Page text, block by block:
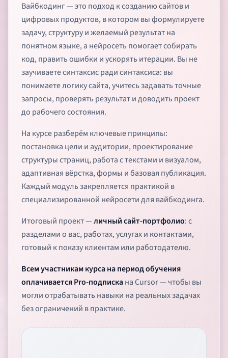
Вайбкодинг — это подход к созданию сайтов и
цифровых продуктов, в котором вы формулируете
задачу, структуру и желаемый результат на
понятном языке, а нейросеть помогает собирать
код, править ошибки и ускорять итерации. Вы не
заучиваете синтаксис ради синтаксиса: вы
понимаете логику сайта, учитесь задавать точные
запросы, проверять результат и доводить проект
до рабочего состояния.
На курсе разберём ключевые принципы:
постановка цели и аудитории, проектирование
структуры страниц, работа с текстами и визуалом,
адаптивная вёрстка, формы и базовая публикация.
Каждый модуль закрепляется практикой в
специализированной нейросети для вайбкодинга.
Итоговый проект —личный сайт-портфолио: с
разделами о вас, работах, услугах и контактами,
готовый к показу клиентам или работодателю.
Всем участникам курса на период обучения
оплачивается Pro-подпискана Cursor — чтобы вы
могли отрабатывать навыки на реальных задачах
без ограничений в практике.